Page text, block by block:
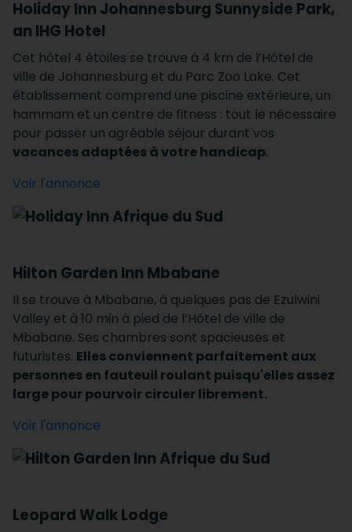
Holiday Inn Johannesburg Sunnyside Park,
an IHG Hotel
Cet hôtel 4 étoiles se trouve à 4 km de l’Hôtel de
ville de Johannesburg et du Parc Zoo Lake. Cet
établissement comprend une piscine extérieure, un
hammam et un centre de fitness : tout le nécessaire
pour passer un agréable séjour durant vos
vacances adaptées à votre handicap.
Voir l'annonce
Hilton Garden Inn Mbabane
Il se trouve à Mbabane, à quelques pas de Ezulwini
Valley et à 10 min à pied de l’Hôtel de ville de
Mbabane. Ses chambres sont spacieuses et
futuristes. Elles conviennent parfaitement aux
personnes en fauteuil roulant puisqu'elles assez
large pour pourvoir circuler librement.
Voir l'annonce
Leopard Walk Lodge